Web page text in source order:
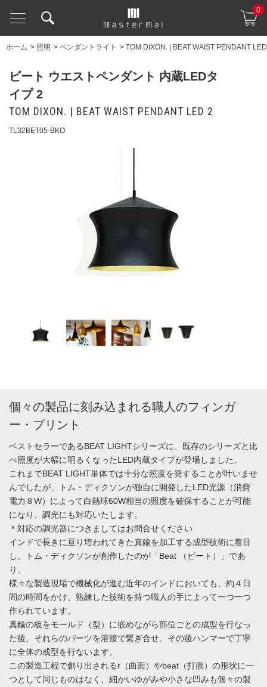
0
ホーム > 照明 > ペンダントライト > TOM DIXON. | BEAT WAIST PENDANT
ビート ウエストペンダント 内蔵LEDタ
イプ 2
TOM DIXON. | BEAT WAIST PENDANT LED 2
TL32BET05-BKO
個々の製品に刻み込まれる職人のフィンガ
ー・プリント
ベストセラーであるBEAT LIGHTシリーズに、既存のシリーズと比
べ照度が大幅に明るくなったLED内蔵タイプが登場しました。
これまでBEAT LIGHT単体では十分な照度を発することが叶いませ
んでしたが、トム・ディクソンが独自に開発したLED光源（消費
電力８W）によって白熱球60W相当の照度を確保することが可能
になり、調光にも対応いたします。
＊対応の調光器につきましてはお問合せください
インドで長きに亘り培われてきた真鍮を加工する成型技術に着目
し、トム・ディクソンが創作したのが「Beat （ビート）」であ
り、
様々な製造現場で機械化が進む近年のインドにおいても、約４日
間の時間をかけ、熟練した技術を持つ職人の手によって一つ一つ
作られています。
真鍮の板をモールド（型）に嵌めながら部位ごとの成型を行なっ
た後、それらのパーツを溶接で繋ぎ合せ、その後ハンマーで丁寧
に全体の成型を行ないます。
この製造工程で創り出されるr（曲面）やbeat（打痕）の形状に一
つとして同じものはなく、細かいゆがみや小さな凹みも個々の製